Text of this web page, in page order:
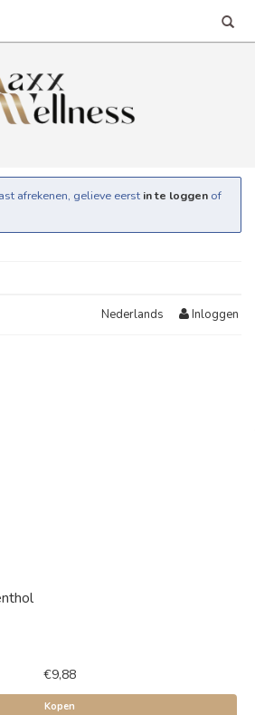
afrekenen, gelieve eerst in te loggen of
Nederlands Inloggen
€9,88
Kopen